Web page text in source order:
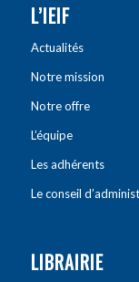
L’IEIF
Actualités
Notre mission
Notre offre
L’équipe
Les adhérents
Le conseil
LIBRAIRIE